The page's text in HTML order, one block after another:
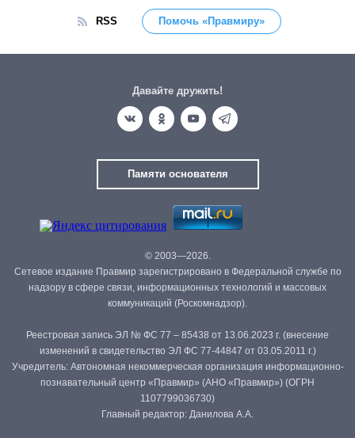
RSS Помочь «Правмиру»
Давайте дружить!
Памяти основателя
© 2003—2026.
Сетевое издание Правмир зарегистрировано в Федеральной службе по
надзору в сфере связи, информационных технологий и массовых
коммуникаций (Роскомнадзор).
Реестровая запись ЭЛ № ФС 77 – 85438 от 13.06.2023 г. (внесение
изменений в свидетельство ЭЛ ФС 77-44847 от 03.05.2011 г.)
Учредитель: Автономная некоммерческая организация информационно-
познавательный центр «Правмир» (АНО «Правмир») (ОГРН
1107799036730)
Главный редактор: Данилова А.А.